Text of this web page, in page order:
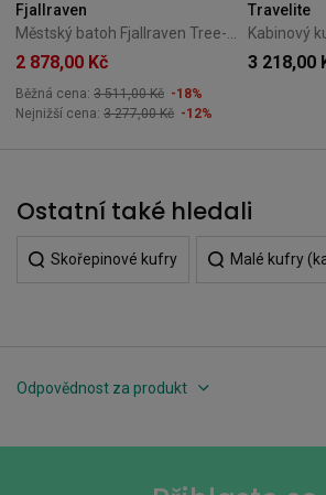
Fjallraven
2 878,00 Kč
Běžná cena: 3 511,00 Kč -18%
Nejnižší cena: 3 277,00 Kč -12%
Travelite
3 218,00
Ostatní také hledali
Skořepinové kufry Malé kufry
Odpovědnost za produkt